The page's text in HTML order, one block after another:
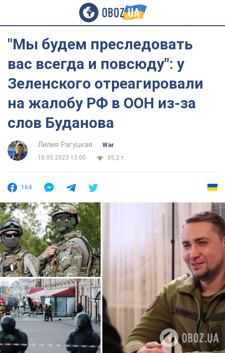
"Мы будем преследовать
вас всегда и повсюду": у
Зеленского отреагировали
на жалобу РФ в ООН из-за
слов Буданова
Лилия Рагуцкая
War
18.05.2023 13:00
85,2 т.
164